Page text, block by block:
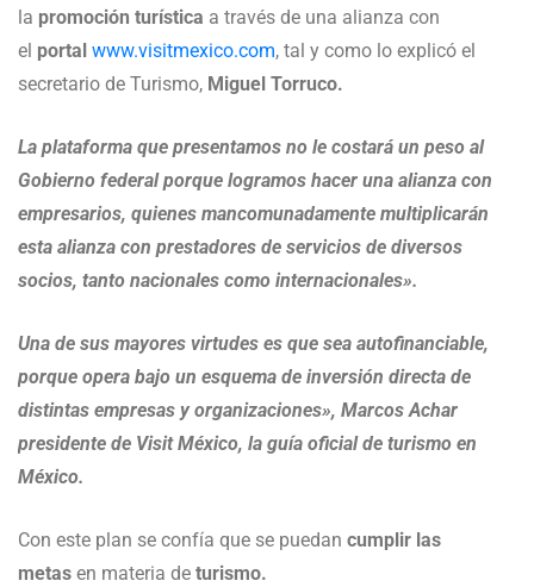
la promoción turística a través de una alianza con
el portal www.visitmexico.com, tal y como lo explicó el
secretario de Turismo, Miguel Torruco.
La plataforma que presentamos no le costará un peso al
Gobierno federal porque logramos hacer una alianza con
empresarios, quienes mancomunadamente multiplicarán
esta alianza con prestadores de servicios de diversos
socios, tanto nacionales como internacionales».
Una de sus mayores virtudes es que sea autofinanciable,
porque opera bajo un esquema de inversión directa de
distintas empresas y organizaciones», Marcos Achar
presidente de Visit México, la guía oficial de turismo en
México.
Con este plan se confía que se puedan cumplir las
metas en materia de turismo.